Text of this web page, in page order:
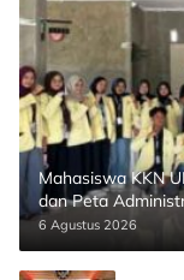
Mahasiswa KKN
dan Peta
6 Agustus 2026